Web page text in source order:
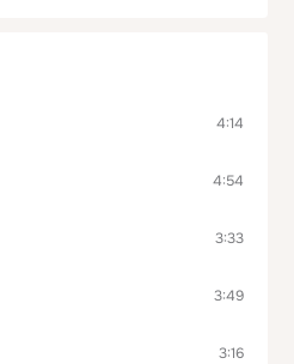
4:14
4:54
3:33
3:49
3:16